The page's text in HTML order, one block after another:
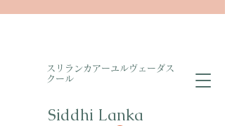
​スリランカアーユルヴェーダス
クール
Siddhi Lanka​